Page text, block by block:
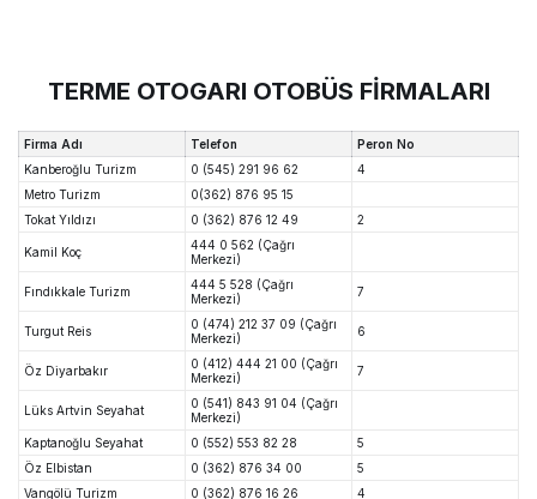
TERME OTOGARI OTOBÜS FİRMALARI
Firma Adı Telefon
Peron No
Kanberoğlu Turizm
0 (545) 291 96 62
4
Metro Turizm
0(362) 876 95 15
Tokat Yıldızı
0 (362) 876 12 49 2
Kamil Koç
444 0 562 (Çağrı
Merkezi)
Fındıkkale Turizm
444 5 528 (Çağrı
Merkezi)
7
Turgut Reis
0 (474) 212 37 09 (Çağrı
Merkezi)
6
Öz Diyarbakır
0 (412) 444 21 00 (Çağrı
Merkezi)
7
Lüks Artvin Seyahat
0 (541) 843 91 04 (Çağrı
Merkezi)
Kaptanoğlu Seyahat
0 (552) 553 82 28
5
Öz Elbistan
0 (362) 876 34 00
5
Vangölü Turizm
0 (362) 876 16 26 4